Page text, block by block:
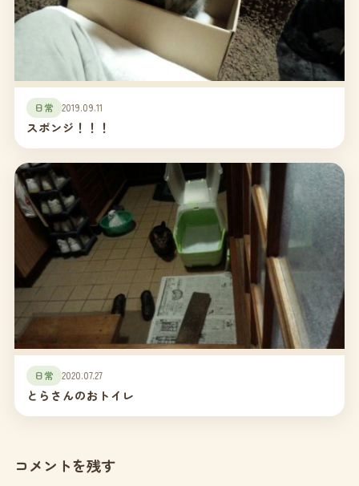
日常 2019.09.11
スポンジ！！！
日常 2020.07.27
とらさんのおトイレ
コメントを残す